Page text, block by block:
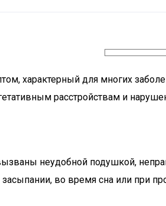
характерный для многих
расстройствам и
неудобной подушкой,
во время сна или при